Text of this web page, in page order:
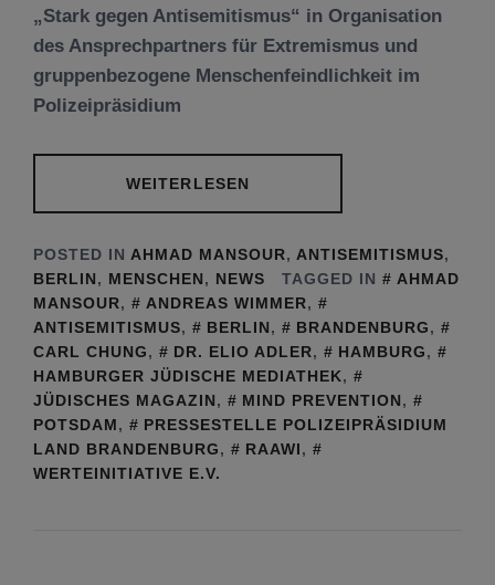
„Stark gegen Antisemitismus“ in Organisation
des Ansprechpartners für Extremismus und
gruppenbezogene Menschenfeindlichkeit im
Polizeipräsidium
WEITERLESEN
POSTED IN AHMAD MANSOUR, ANTISEMITISMUS,
BERLIN, MENSCHEN, NEWS TAGGED IN
AHMAD
MANSOUR, ANDREAS WIMMER,
ANTISEMITISMUS, BERLIN, BRANDENBURG,
CARL CHUNG, DR. ELIO ADLER, HAMBURG,
HAMBURGER JÜDISCHE MEDIATHEK,
JÜDISCHES MAGAZIN, MIND PREVENTION,
POTSDAM,
PRESSESTELLE POLIZEIPRÄSIDIUM
LAND BRANDENBURG, RAAWI,
WERTEINITIATIVE E.V.